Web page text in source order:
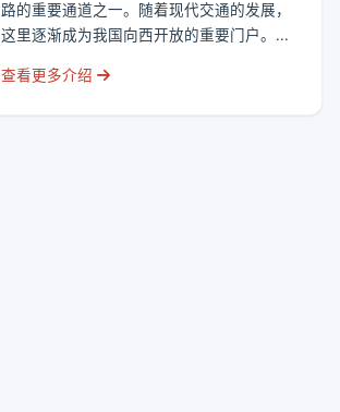
路的重要通道之一。随着现代交通的发展，
这里逐渐成为我国向西开放的重要门户。...
查看更多介绍